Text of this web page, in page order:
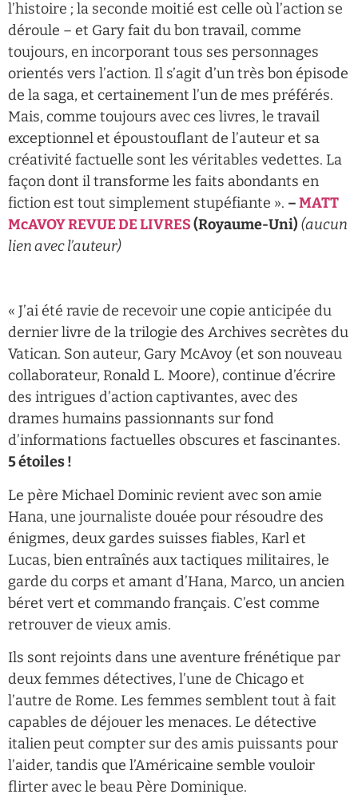
l’histoire ; la seconde moitié est celle où l’action se
déroule – et Gary fait du bon travail, comme
toujours, en incorporant tous ses personnages
orientés vers l’action. Il s’agit d’un très bon épisode
de la saga, et certainement l’un de mes préférés.
Mais, comme toujours avec ces livres, le travail
exceptionnel et époustouflant de l’auteur et sa
créativité factuelle sont les véritables vedettes. La
façon dont il transforme les faits abondants en
fiction est tout simplement stupéfiante ». –MATT
McAVOY REVUE DE LIVRES(Royaume-Uni) (aucun
lien avec l’auteur)
« J’ai été ravie de recevoir une copie anticipée du
dernier livre de la trilogie des Archives secrètes du
Vatican. Son auteur, Gary McAvoy (et son nouveau
collaborateur, Ronald L. Moore), continue d’écrire
des intrigues d’action captivantes, avec des
drames humains passionnants sur fond
d’informations factuelles obscures et fascinantes.
5 étoiles !
Le père Michael Dominic revient avec son amie
Hana, une journaliste douée pour résoudre des
énigmes, deux gardes suisses fiables, Karl et
Lucas, bien entraînés aux tactiques militaires, le
garde du corps et amant d’Hana, Marco, un ancien
béret vert et commando français. C’est comme
retrouver de vieux amis.
Ils sont rejoints dans une aventure frénétique par
deux femmes détectives, l’une de Chicago et
l’autre de Rome. Les femmes semblent tout à fait
capables de déjouer les menaces. Le détective
italien peut compter sur des amis puissants pour
l’aider, tandis que l’Américaine semble vouloir
flirter avec le beau Père Dominique.